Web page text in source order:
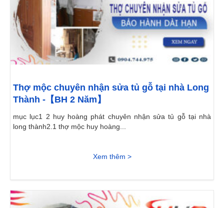
Thợ mộc chuyên nhận sửa tủ gỗ tại nhà Long
Thành -【BH 2 Năm】
mục lục1 2 huy hoàng phát chuyên nhận sửa tủ gỗ tại nhà
long thành2.1 thợ mộc huy hoàng...
Xem thêm >